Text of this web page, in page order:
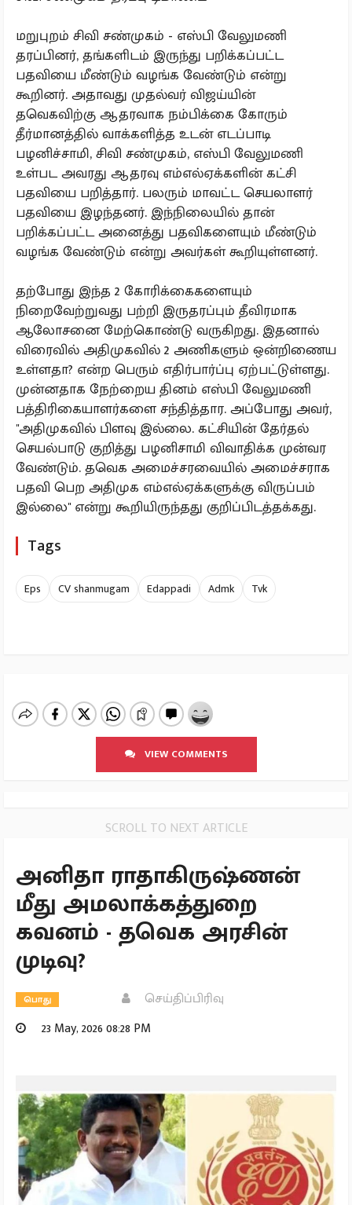
மறுபுறம் சிவி சண்முகம் - எஸ்பி வேலுமணி
தரப்பினர், தங்களிடம் இருந்து பறிக்கப்பட்ட
பதவியை மீண்டும் வழங்க வேண்டும் என்று
கூறினர். அதாவது முதல்வர் விஜய்யின்
தவெகவிற்கு ஆதரவாக நம்பிக்கை கோரும்
தீர்மானத்தில் வாக்களித்த உடன் எடப்பாடி
பழனிச்சாமி, சிவி சண்முகம், எஸ்பி வேலுமணி
உள்பட அவரது ஆதரவு எம்எல்ஏக்களின் கட்சி
பதவியை பறித்தார். பலரும் மாவட்ட செயலாளர்
பதவியை இழந்தனர். இந்நிலையில் தான்
பறிக்கப்பட்ட அனைத்து பதவிகளையும் மீண்டும்
வழங்க வேண்டும் என்று அவர்கள் கூறியுள்ளனர்.
தற்போது இந்த 2 கோரிக்கைகளையும்
நிறைவேற்றுவது பற்றி இருதரப்பும் தீவிரமாக
ஆலோசனை மேற்கொண்டு வருகிறது. இதனால்
விரைவில் அதிமுகவில் 2 அணிகளும் ஒன்றிணைய
உள்ளதா? என்ற பெரும் எதிர்பார்ப்பு ஏற்பட்டுள்ளது.
முன்னதாக நேற்றைய தினம் எஸ்பி வேலுமணி
பத்திரிகையாளர்களை சந்தித்தார. அப்போது அவர்,
''அதிமுகவில் பிளவு இல்லை. கட்சியின் தேர்தல்
செயல்பாடு குறித்து பழனிசாமி விவாதிக்க முன்வர
வேண்டும். தவெக அமைச்சரவையில் அமைச்சராக
பதவி பெற அதிமுக எம்எல்ஏக்களுக்கு விருப்பம்
இல்லை'' என்று கூறியிருந்தது குறிப்பிடத்தக்கது.
Tags
Eps CV shanmugam Edappadi Admk Tvk
VIEW COMMENTS
SCROLL TO NEXT ARTICLE
அனிதா ராதாகிருஷ்ணன்
மீது அமலாக்கத்துறை
கவனம் - தவெக அரசின்
முடிவு?
பொது
செய்திப்பிரிவு
23 May, 2026 08:28 PM